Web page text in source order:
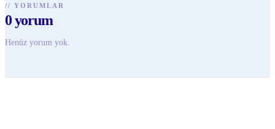
// YORUMLAR
0yorum
Henüz yorum yok.